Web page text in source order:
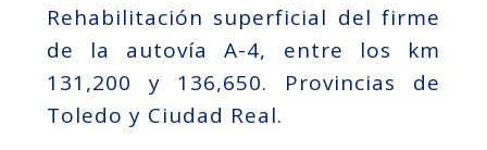
Rehabilitación superficial del firme
de la autovía A-4, entre los km
131,200 y 136,650. Provincias de
Toledo y Ciudad Real.